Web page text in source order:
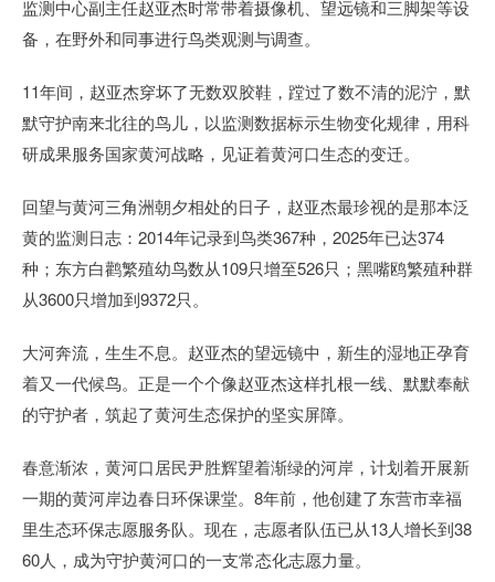
监测中心副主任赵亚杰时常带着摄像机、望远镜和三脚架等设
备，在野外和同事进行鸟类观测与调查。
11年间，赵亚杰穿坏了无数双胶鞋，蹚过了数不清的泥泞，默
默守护南来北往的鸟儿，以监测数据标示生物变化规律，用科
研成果服务国家黄河战略，见证着黄河口生态的变迁。
回望与黄河三角洲朝夕相处的日子，赵亚杰最珍视的是那本泛
黄的监测日志：2014年记录到鸟类367种，2025年已达374
种；东方白鹳繁殖幼鸟数从109只增至526只；黑嘴鸥繁殖种群
从3600只增加到9372只。
大河奔流，生生不息。赵亚杰的望远镜中，新生的湿地正孕育
着又一代候鸟。正是一个个像赵亚杰这样扎根一线、默默奉献
的守护者，筑起了黄河生态保护的坚实屏障。
春意渐浓，黄河口居民尹胜辉望着渐绿的河岸，计划着开展新
一期的黄河岸边春日环保课堂。8年前，他创建了东营市幸福
里生态环保志愿服务队。现在，志愿者队伍已从13人增长到38
60人，成为守护黄河口的一支常态化志愿力量。